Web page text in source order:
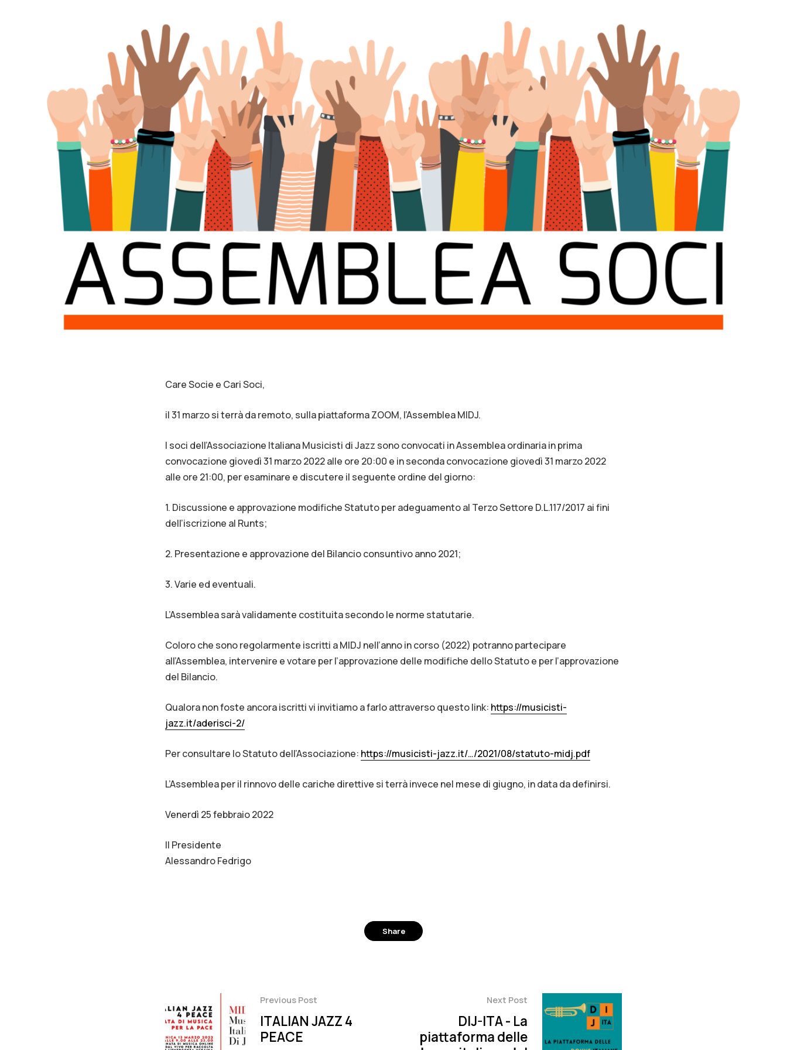
Care Socie e Cari Soci,
il 31 marzo si terrà da remoto, sulla piattaforma ZOOM, l’Assemblea MIDJ.
I soci dell’Associazione Italiana Musicisti di Jazz sono convocati in Assemblea ordinaria in prima
convocazione giovedì 31 marzo 2022 alle ore 20:00 e in seconda convocazione giovedì 31 marzo 2022
alle ore 21:00, per esaminare e discutere il seguente ordine del giorno:
1. Discussione e approvazione modifiche Statuto per adeguamento al Terzo Settore D.L.117/2017 ai fini
dell’iscrizione al Runts;
2. Presentazione e approvazione del Bilancio consuntivo anno 2021;
3. Varie ed eventuali.
L’Assemblea sarà validamente costituita secondo le norme statutarie.
Coloro che sono regolarmente iscritti a MIDJ nell’anno in corso (2022) potranno partecipare
all’Assemblea, intervenire e votare per l’approvazione delle modifiche dello Statuto e per l’approvazione
del Bilancio.
Qualora non foste ancora iscritti vi invitiamo a farlo attraverso questo link: https://musicisti-
jazz.it/aderisci-2/
Per consultare lo Statuto dell’Associazione: https://musicisti-jazz.it/…/2021/08/statuto-midj.pdf
L’Assemblea per il rinnovo delle cariche direttive si terrà invece nel mese di giugno, in data da definirsi.
Venerdì 25 febbraio 2022
Il Presidente
Alessandro Fedrigo
Share
Previous Post
ITALIAN JAZZ 4
PEACE
Next Post
DIJ-ITA - La
piattaforma delle